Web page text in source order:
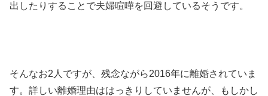
出したりすることで夫婦喧嘩を回避しているそうです。
そんなお2人ですが、残念ながら2016年に離婚されていま
す。詳しい離婚理由ははっきりしていませんが、もしかし